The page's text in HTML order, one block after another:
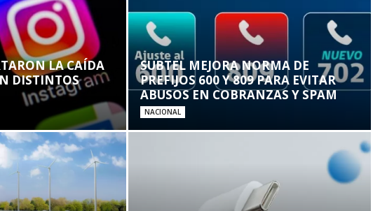
LA CAÍDA
DISTINTOS
SUBTEL MEJORA NORMA DE
PREFIJOS 600 Y 809 PARA EVITAR
ABUSOS EN COBRANZAS Y SPAM
NACIONAL